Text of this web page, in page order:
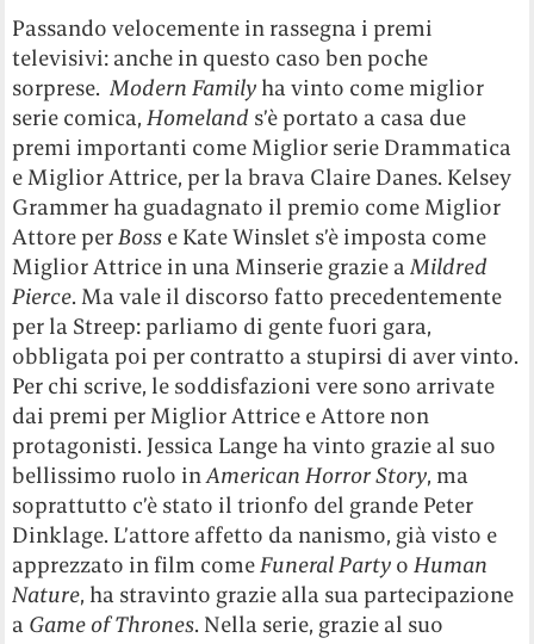
Passando velocemente in rassegna i premi
televisivi: anche in questo caso ben poche
sorprese.Modern Family ha vinto come miglior
serie comica,Homeland s’è portato a casa due
premi importanti come Miglior serie Drammatica
e Miglior Attrice, per la brava Claire Danes. Kelsey
Grammer ha guadagnato il premio come Miglior
Attore perBoss e Kate Winslet s’è imposta come
Miglior Attrice in una Minserie grazie aMildred
Pierce. Ma vale il discorso fatto precedentemente
per la Streep: parliamo di gente fuori gara,
obbligata poi per contratto a stupirsi di aver vinto.
Per chi scrive, le soddisfazioni vere sono arrivate
dai premi per Miglior Attrice e Attore non
protagonisti. Jessica Lange ha vinto grazie al suo
bellissimo ruolo inAmerican Horror Story, ma
soprattutto c’è stato il trionfo del grande Peter
Dinklage. L’attore affetto da nanismo, già visto e
apprezzato in film comeFuneral Party oHuman
Nature, ha stravinto grazie alla sua partecipazione
a Game of Thrones. Nella serie, grazie al suo